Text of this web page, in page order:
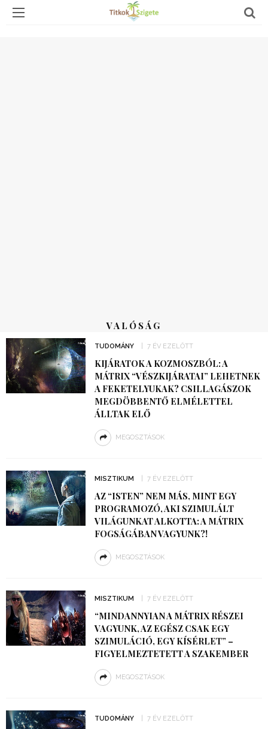
VALÓSÁG
TUDOMÁNY 7 ÉV EZELŐTT
KIJÁRATOK A KOZMOSZBÓL: A
MÁTRIX “VÉSZKIJÁRATAI” LEHETNEK
A FEKETELYUKAK? CSILLAGÁSZOK
MEGDÖBBENTŐ ELMÉLETTEL
ÁLLTAK ELŐ
MEGOSZTÁSOK
MISZTIKUM 7 ÉV EZELŐTT
AZ “ISTEN” NEM MÁS, MINT EGY
PROGRAMOZÓ, AKI SZIMULÁLT
VILÁGUNKAT ALKOTTA: A MÁTRIX
FOGSÁGÁBAN VAGYUNK?!
MEGOSZTÁSOK
MISZTIKUM 7 ÉV EZELŐTT
“MINDANNYIAN A MÁTRIX RÉSZEI
VAGYUNK, AZ EGÉSZ CSAK EGY
SZIMULÁCIÓ, EGY KÍSÉRLET” –
FIGYELMEZTETETT A SZAKEMBER
MEGOSZTÁSOK
TUDOMÁNY 7 ÉV EZELŐTT